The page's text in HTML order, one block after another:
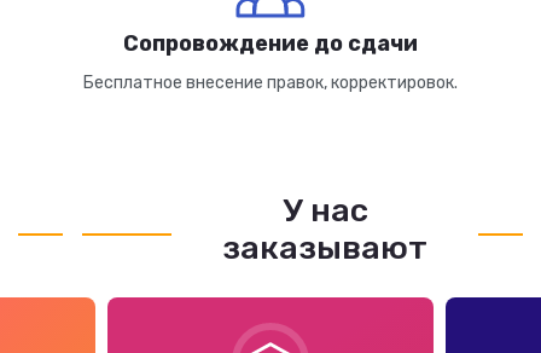
Сопровождение до сдачи
Бесплатное внесение правок, корректировок.
У нас
заказывают